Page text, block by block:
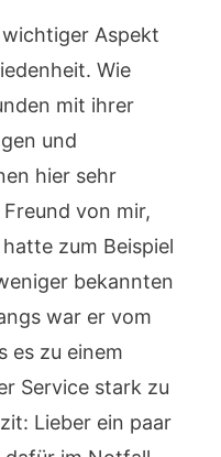
Aspekt
Wie
mit ihrer
und
hier sehr
von mir,
zum Beispiel
bekannten
war er vom
es zu einem
Service stark zu
Lieber ein paar